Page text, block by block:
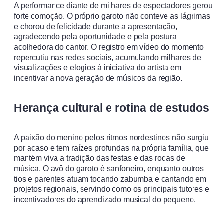
A performance diante de milhares de espectadores gerou
forte comoção. O próprio garoto não conteve as lágrimas
e chorou de felicidade durante a apresentação,
agradecendo pela oportunidade e pela postura
acolhedora do cantor. O registro em vídeo do momento
repercutiu nas redes sociais, acumulando milhares de
visualizações e elogios à iniciativa do artista em
incentivar a nova geração de músicos da região.
Herança cultural e rotina de estudos
A paixão do menino pelos ritmos nordestinos não surgiu
por acaso e tem raízes profundas na própria família, que
mantém viva a tradição das festas e das rodas de
música. O avô do garoto é sanfoneiro, enquanto outros
tios e parentes atuam tocando zabumba e cantando em
projetos regionais, servindo como os principais tutores e
incentivadores do aprendizado musical do pequeno.